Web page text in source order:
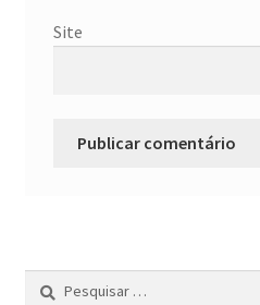
Site